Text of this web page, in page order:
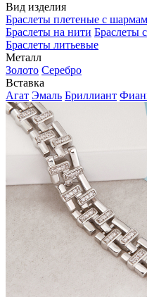
Вид изделия
Браслеты плетеные с
Браслеты на нити Браслеты
Браслеты литьевые
Металл
Золото Серебро
Вставка
Агат Эмаль Бриллиант